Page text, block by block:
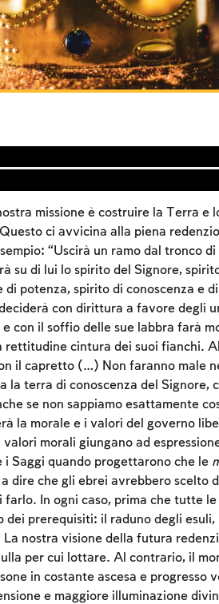
missione è costruire la Terra e
ci avvicina alla piena
“Uscirà un ramo dal tronco di
su di lui lo spirito del Signore,
di potenza, spirito di conoscenza e
con dirittura a favore degli
con il soffio delle sue labbra farà
rettitudine cintura dei suoi fianchi.
il capretto (…) Non faranno male
la terra di conoscenza del Signore,
se non sappiamo esattamente
la morale e i valori del governo
morali giungano ad
Saggi quando progettarono che le
dire che gli ebrei avrebbero scelto
farlo. In ogni caso, prima che tutte
dei prerequisiti: il raduno degli esuli,
nostra visione della futura
per cui lottare. Al contrario, il
in costante ascesa e progresso
e maggiore illuminazione
required
as learned, you'll need to
log in.
Login